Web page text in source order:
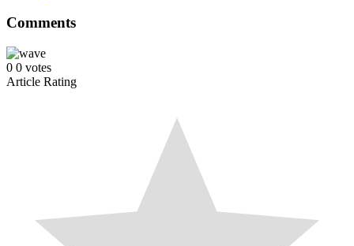
Comments
0 0 votes
Article Rating